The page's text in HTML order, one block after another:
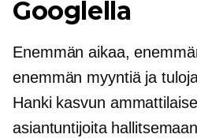
Googlella
Enemmän aikaa,
enemmän myyntiä ja
Hanki kasvun
asiantuntijoita